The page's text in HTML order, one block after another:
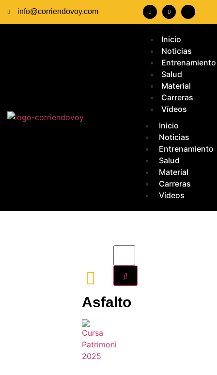
info@corriendovoy.com
Inicio
Noticias
Entrenamiento
Salud
Material
Carreras
Vídeos
Inicio
Noticias
Entrenamiento
Salud
Material
Carreras
Vídeos
Asfalto